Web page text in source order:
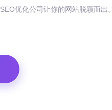
SEO优化公司让你的网站脱颖而出。